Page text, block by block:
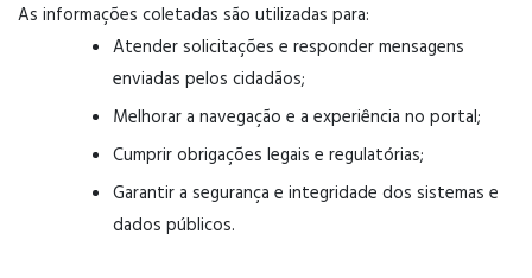
As informações coletadas são utilizadas para:
Atender solicitações e responder mensagens
enviadas pelos cidadãos;
Melhorar a navegação e a experiência no portal;
Cumprir obrigações legais e regulatórias;
Garantir a segurança e integridade dos sistemas e
dados públicos.